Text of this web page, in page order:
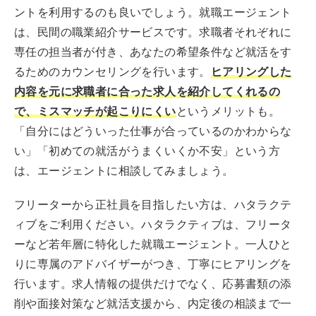
ントを利用するのも良いでしょう。就職エージェント
は、民間の職業紹介サービスです。求職者それぞれに
専任の担当者が付き、あなたの希望条件など就活をす
るためのカウンセリングを行います。 ヒアリングした
内容を元に求職者に合った求人を紹介してくれるの
で、ミスマッチが起こりにくいというメリットも。
「自分にはどういった仕事が合っているのかわからな
い」「初めての就活がうまくいくか不安」という方
は、エージェントに相談してみましょう。
フリーターから正社員を目指したい方は、ハタラクテ
ィブをご利用ください。ハタラクティブは、フリータ
ーなど若年層に特化した就職エージェント。一人ひと
りに専属のアドバイザーがつき、丁寧にヒアリングを
行います。求人情報の提供だけでなく、応募書類の添
削や面接対策など就活支援から、内定後の相談まで一